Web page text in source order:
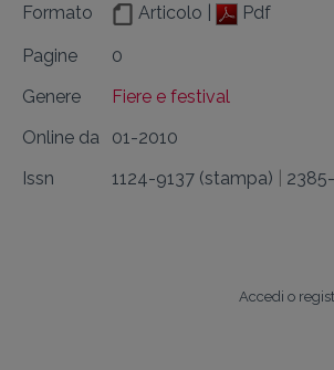
Formato
Articolo | Pdf
Pagine
0
Genere
Fiere e festival
Online da
01-2010
Issn
1124-9137 (stampa)
Accedi o